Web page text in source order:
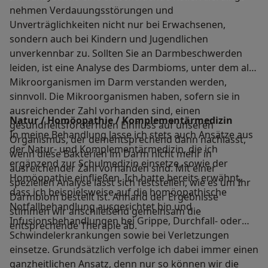
nehmen Verdauungsstörungen und
Unverträglichkeiten nicht nur bei Erwachsenen,
sondern auch bei Kindern und Jugendlichen
unverkennbar zu. Sollten Sie an Darmbeschwerden
leiden, ist eine Analyse des Darmbioms, unter dem alle
Mikroorganismen im Darm verstanden werden,
sinnvoll. Die Mikroorganismen haben, sofern sie in
ausreichender Zahl vorhanden sind, einen
gesundheitsfördernden Einfluss auf unseren
Organismus, der dementsprechend dann nachlässt,
wenn diese Bakterien im Darm nicht mehr in
ausreichender Zahl vorhanden sind. Mit einer
speziellen Analyse lässt sich feststellen, wie es um Ihr
Darmbiom bestellt ist. Anhand der Ergebnisse
stimmen wir anschließend gemeinsam die
entsprechende Therapie ab.
Natur / Homöopathie / Komplementärmedizin
In meine Behandlung lasse ich stets auch Ansätze aus
der Natur- und Komplementärmedizin, die ich
ergänzend zur Schulmedizin einsetze, sowie der
Homöopathie einfließen. Ich hatte bereits erwähnt,
dass ich beispielsweise auf die homöopathische
Notfallbehandlung ausgerichtet bin und
Infusionsbehandlungen bei Grippe, Durchfall- oder
Schwindelerkrankungen sowie bei Verletzungen
einsetze. Grundsätzlich verfolge ich dabei immer einen
ganzheitlichen Ansatz, denn nur so können wir die